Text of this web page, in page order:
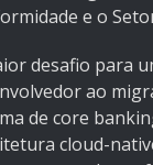
e o
desafio para
ao
de core
cloud-